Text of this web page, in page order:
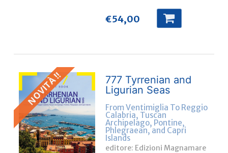
€54,00
NOVITÀ !!
777 Tyrrenian and
Ligurian Seas
From Ventimiglia To Reggio
Calabria, Tuscan
Archipelago, Pontine,
Phlegraean, and Capri
Islands
editore: Edizioni Magnamare